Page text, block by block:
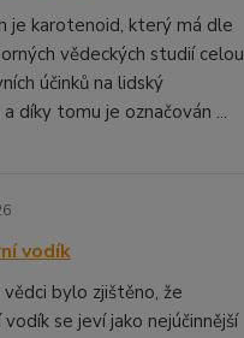
je karotenoid, který má dle
vědeckých studií celou
účinků na lidský
díky tomu je označován ...
vodík
vědci bylo zjištěno, že
se jeví jako nejúčinnější